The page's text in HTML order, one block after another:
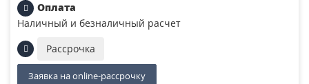
Оплата
Наличный и безналичный расчет
Рассрочка
Заявка на online-рассрочку